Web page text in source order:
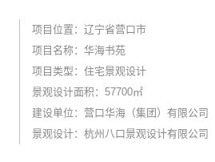
项目位置：辽宁省营口市
项目名称：华海书苑
项目类型：住宅景观设计
景观设计面积：57700㎡
建设单位：营口华海（集团）有限公司
景观设计：杭州八口景观设计有限公司